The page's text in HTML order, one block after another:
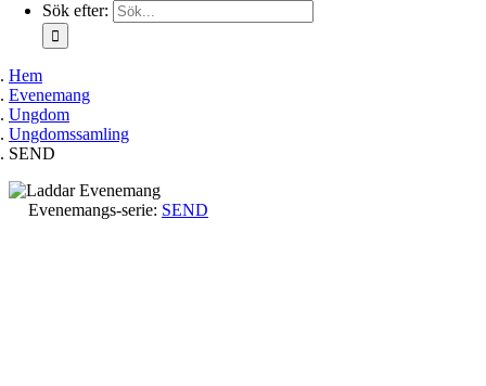
Sök efter:
Hem
Evenemang
Ungdom
Ungdomssamling
SEND
Evenemangs-serie: SEND